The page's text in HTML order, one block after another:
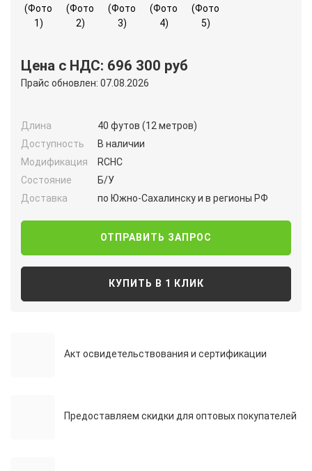
Цена с НДС: 696 300 руб
Прайс обновлен: 07.08.2026
Длина
40 футов (12 метров)
Доступность
В наличии
Модификация
RCHC
Состояние
Б/У
Доставка
по Южно-Сахалинску и в регионы РФ
ОТПРАВИТЬ ЗАПРОС
КУПИТЬ В 1 КЛИК
Акт освидетельствования и сертификации
Предоставляем скидки для оптовых покупателей